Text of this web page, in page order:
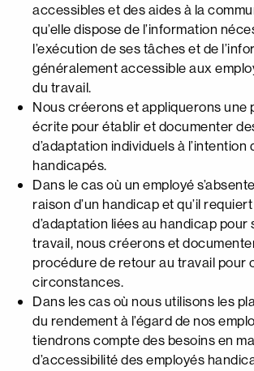
accessibles et des aides à la
qu’elle dispose de l’information
l’exécution de ses tâches et de
généralement accessible aux
du travail.
Nous créerons et appliquerons une
écrite pour établir et documenter
d’adaptation individuels à l’intention
handicapés.
Dans le cas où un employé
raison d’un handicap et qu’il
d’adaptation liées au handicap pour
travail, nous créerons et
procédure de retour au travail pour
circonstances.
Dans les cas où nous utilisons les
du rendement à l’égard de nos
tiendrons compte des besoins en
d’accessibilité des employés